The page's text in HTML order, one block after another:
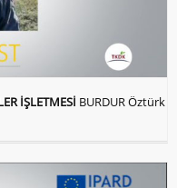
İŞLETMESİ BURDUR Öztürk